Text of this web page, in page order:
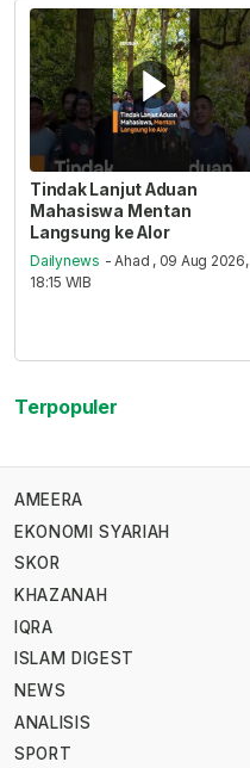
Tindak Lanjut Aduan
Mahasiswa Mentan
Langsung ke Alor
Dailynews - Ahad , 09 Aug 2026,
18:15 WIB
Terpopuler
AMEERA
EKONOMI SYARIAH
SKOR
KHAZANAH
IQRA
ISLAM DIGEST
NEWS
ANALISIS
SPORT